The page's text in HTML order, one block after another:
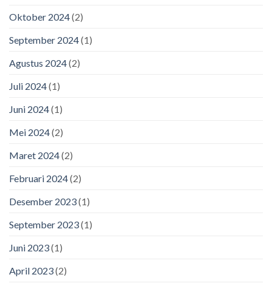
Oktober 2024(2)
September 2024(1)
Agustus 2024(2)
Juli 2024(1)
Juni 2024(1)
Mei 2024(2)
Maret 2024(2)
Februari 2024(2)
Desember 2023(1)
September 2023(1)
Juni 2023(1)
April 2023(2)